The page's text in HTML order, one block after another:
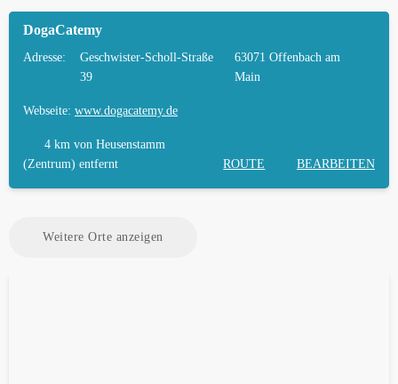
DogaCatemy
Adresse:
Geschwister-Scholl-Straße
39
63071 Offenbach am
Main
Webseite: www.dogacatemy.de
4 km von Heusenstamm
(Zentrum) entfernt
ROUTE BEARBEITEN
Weitere Orte anzeigen